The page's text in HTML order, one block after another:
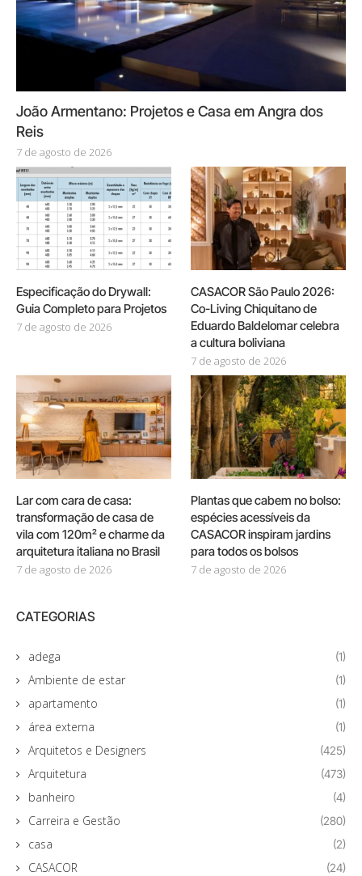
João Armentano: Projetos e Casa em Angra dos
Reis
7 de agosto de 2026
Especificação do Drywall:
Guia Completo para Projetos
7 de agosto de 2026
CASACOR São Paulo 2026:
Co-Living Chiquitano de
Eduardo Baldelomar celebra
a cultura boliviana
7 de agosto de 2026
Lar com cara de casa:
transformação de casa de
vila com 120m² e charme da
arquitetura italiana no Brasil
7 de agosto de 2026
Plantas que cabem no bolso:
espécies acessíveis da
CASACOR inspiram jardins
para todos os bolsos
7 de agosto de 2026
CATEGORIAS
adega (1)
Ambiente de estar (1)
apartamento (1)
área externa (1)
Arquitetos e Designers (425)
Arquitetura (473)
banheiro (4)
Carreira e Gestão (280)
casa (2)
CASACOR (24)